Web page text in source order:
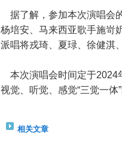
据了解，参加本次演唱会
杨培安、马来西亚歌手施岢
派唱将戎琦、夏琭、徐健淇
本次演唱会时间定于2024
视觉、听觉、感觉“三觉一
相关文章